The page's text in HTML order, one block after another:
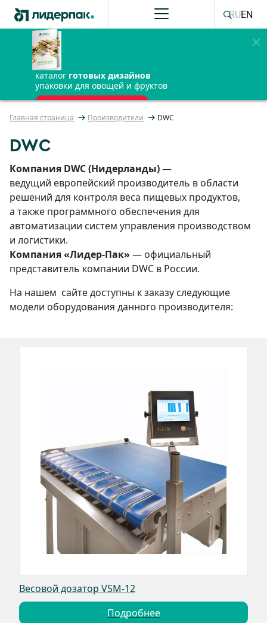
каталог готовых дизайнов
упаковки для овощей и фруктов
ПОЛУЧИТЬ БЕСПЛАТНО
RUEN
Главная страница Производители DWС
DWС
Компания DWC (Нидерланды)—
ведущий европейский производитель в области
решений для контроля веса пищевых продуктов,
а также программного обеспечения для
автоматизации систем управления производством
и логистики.
Компания «Лидер-Пак» — официальный
представитель компании DWC в России.
На нашем сайте доступны к заказу следующие
модели оборудования данного производителя:
Весовой дозатор VSM-12
Подробнее